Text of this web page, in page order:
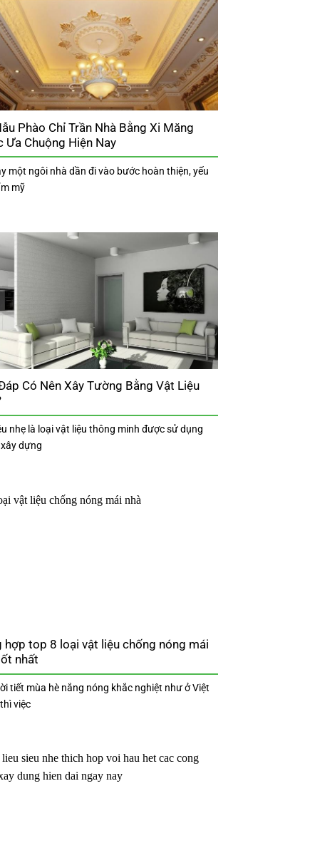
Phào Chỉ Trần Nhà Bằng Xi Măng
Ưa Chuộng Hiện Nay
một ngôi nhà dần đi vào bước hoàn thiện, yếu
mỹ
Có Nên Xây Tường Bằng Vật Liệu
nhẹ là loại vật liệu thông minh được sử dụng
dựng
hợp top 8 loại vật liệu chống nóng mái
nhất
tiết mùa hè nắng nóng khắc nghiệt như ở Việt
việc